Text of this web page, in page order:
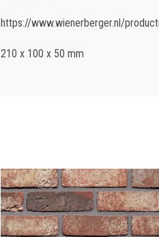
https://www.wienerberger.nl/
210 x 100 x 50 mm